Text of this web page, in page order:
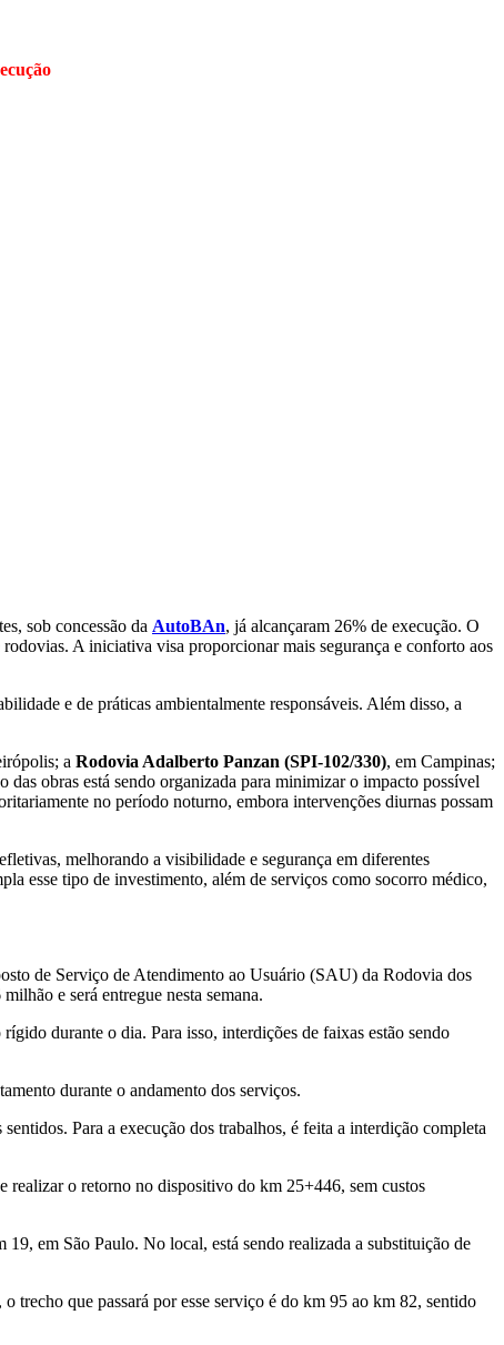
sob concessão da AutoBAn, já alcançaram 26% de execução. O
A iniciativa visa proporcionar mais segurança e conforto aos
e de práticas ambientalmente responsáveis. Além disso, a
a Rodovia Adalberto Panzan (SPI-102/330), em Campinas;
obras está sendo organizada para minimizar o impacto possível
no período noturno, embora intervenções diurnas possam
melhorando a visibilidade e segurança em diferentes
esse tipo de investimento, além de serviços como socorro médico,
de Serviço de Atendimento ao Usuário (SAU) da Rodovia dos
e será entregue nesta semana.
durante o dia. Para isso, interdições de faixas estão sendo
durante o andamento dos serviços.
Para a execução dos trabalhos, é feita a interdição completa
realizar o retorno no dispositivo do km 25+446, sem custos
em São Paulo. No local, está sendo realizada a substituição de
trecho que passará por esse serviço é do km 95 ao km 82, sentido